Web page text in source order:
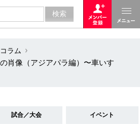
コラム
肖像（アジアパラ編）〜車いす
試合／大会 イベント